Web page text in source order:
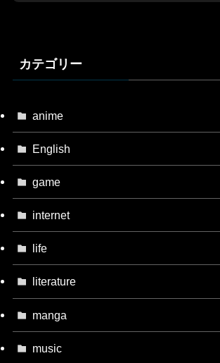
カテゴリー
anime
English
game
internet
life
literature
manga
music